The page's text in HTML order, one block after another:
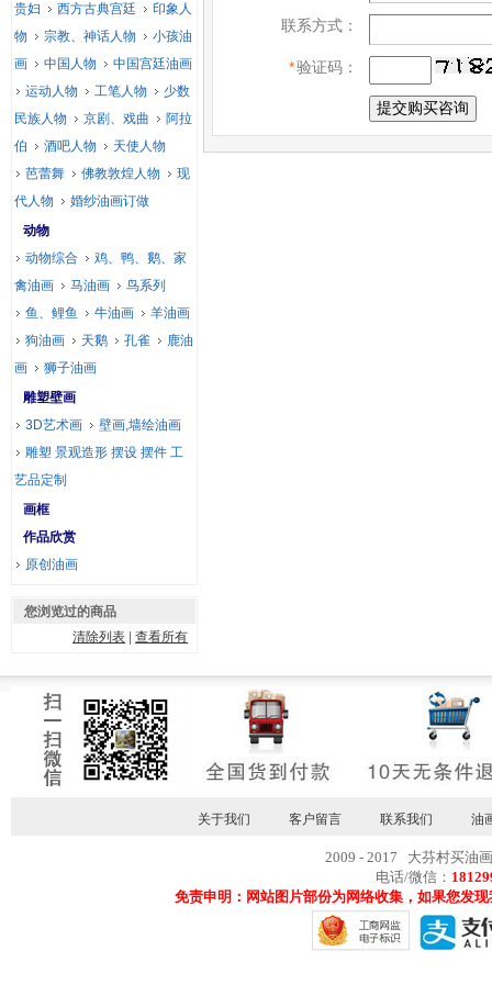
联系方式：
*验证码：
贵妇
西方古典宫廷
印象人
物
宗教、神话人物
小孩油
画
中国人物
中国宫廷油画
运动人物
工笔人物
少数
民族人物
京剧、戏曲
阿拉
伯
酒吧人物
天使人物
芭蕾舞
佛教敦煌人物
现
代人物
婚纱油画订做
动物
动物综合
鸡、鸭、鹅、家
禽油画
马油画
鸟系列
鱼、鲤鱼
牛油画
羊油画
狗油画
天鹅 孔雀
鹿油
画
狮子油画
雕塑壁画
3D艺术画
壁画,墙绘油画
雕塑 景观造形 摆设 摆件 工
艺品定制
画框
作品欣赏
原创油画
您浏览过的商品
清除列表 |查看所有
关于我们 客户留言 联系我们 油
2009 - 2017 大芬村买油
电话/微信：
免责申明：网站图片部份为网络收集，如果您发